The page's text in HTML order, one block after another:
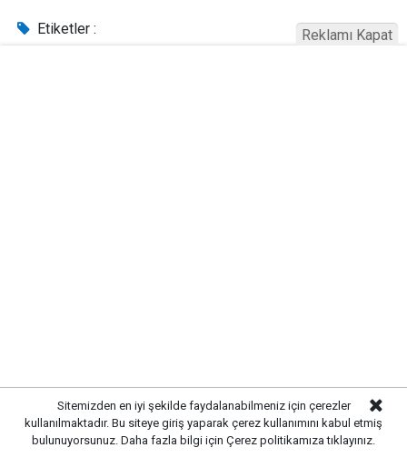
Etiketler :
Sitemizden en iyi şekilde faydalanabilmeniz için çerezler
kullanılmaktadır. Bu siteye giriş yaparak çerez kullanımını kabul etmiş
bulunuyorsunuz. Daha fazla bilgi için Çerez politikamıza tıklayınız.
Reklamı Kapat